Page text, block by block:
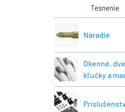
Tesnenie
Náradie
Okenné,
kľučky a